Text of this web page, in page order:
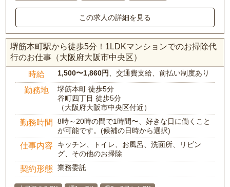
この求人の詳細を見る
堺筋本町駅から徒歩5分！1LDKマンションでのお掃除代
行のお仕事（大阪府大阪市中央区）
時給 1,500〜1,860円、交通費支給、前払い制度あり
勤務地
堺筋本町 徒歩5分
谷町四丁目 徒歩5分
（大阪府大阪市中央区付近）
勤務時間
8時～20時の間で1時間〜、好きな日に働くこと
が可能です。(候補の日時から選択)
仕事内容
キッチン、トイレ、お風呂、洗面所、リビン
グ、その他のお掃除
契約形態 業務委託